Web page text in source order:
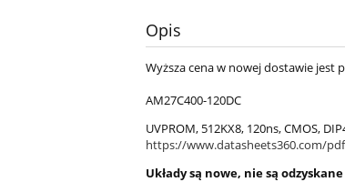
Opis
Wyższa cena w nowej dostawie jest
AM27C400-120DC
UVPROM, 512KX8, 120ns, CMOS,
https://www.datasheets360.com/
Układy są nowe, nie są